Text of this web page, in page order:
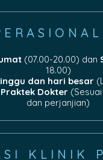
(07.00-20.00) dan
18.00)
dan hari besar
Dokter
dan perjanjian)
KLINIK